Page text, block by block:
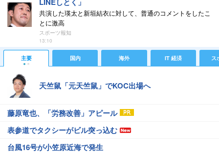
共演した瑛太と新垣結衣に対して、普通のコメントをしたこ
とに激高
スポーツ報知
13:10
主要 国内 海外 IT 経済 ス
天竺鼠「元天竺鼠」でKOC出場へ
藤原竜也、「労務改善」アピール
表参道でタクシーがビル突っ込む
台風16号が小笠原近海で発生